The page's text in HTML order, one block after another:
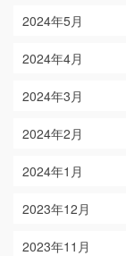
2024年5月
2024年4月
2024年3月
2024年2月
2024年1月
2023年12月
2023年11月